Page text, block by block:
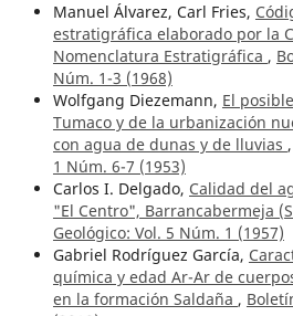
Manuel Álvarez, Carl Fries,
estratigráfica elaborado por la
Nomenclatura Estratigráfica ,
Núm. 1-3 (1968)
Wolfgang Diezemann, El
Tumaco y de la urbanización
con agua de dunas y de lluvias ,
1 Núm. 6-7 (1953)
Carlos I. Delgado, Calidad del
"El Centro", Barrancabermeja
Geológico: Vol. 5 Núm. 1 (1957)
Gabriel Rodríguez García,
química y edad Ar-Ar de
en la formación Saldaña ,